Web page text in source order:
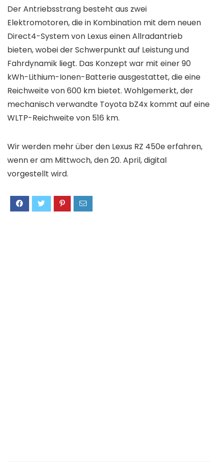
Der Antriebsstrang besteht aus zwei
Elektromotoren, die in Kombination mit dem neuen
Direct4-System von Lexus einen Allradantrieb
bieten, wobei der Schwerpunkt auf Leistung und
Fahrdynamik liegt. Das Konzept war mit einer 90
kWh-Lithium-Ionen-Batterie ausgestattet, die eine
Reichweite von 600 km bietet. Wohlgemerkt, der
mechanisch verwandte Toyota bZ4x kommt auf eine
WLTP-Reichweite von 516 km.
Wir werden mehr über den Lexus RZ 450e erfahren,
wenn er am Mittwoch, den 20. April, digital
vorgestellt wird.